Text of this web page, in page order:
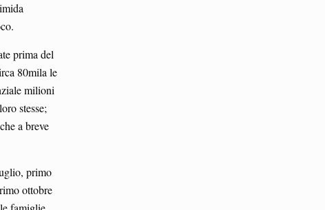
prima del
80mila le
milioni
stesse;
a breve
primo
ottobre